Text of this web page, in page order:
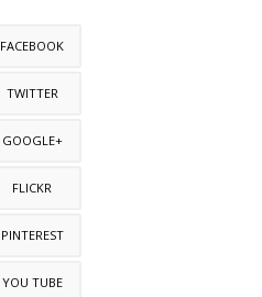
FACEBOOK
TWITTER
GOOGLE+
FLICKR
PINTEREST
YOU TUBE